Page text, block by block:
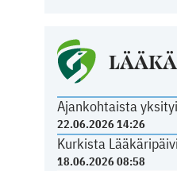
Ajankohtaista
22.06.2026 14:26
Kurkista
18.06.2026 08:58